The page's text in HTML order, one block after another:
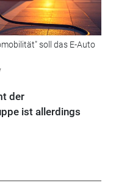
soll das E-Auto
der
ist allerdings